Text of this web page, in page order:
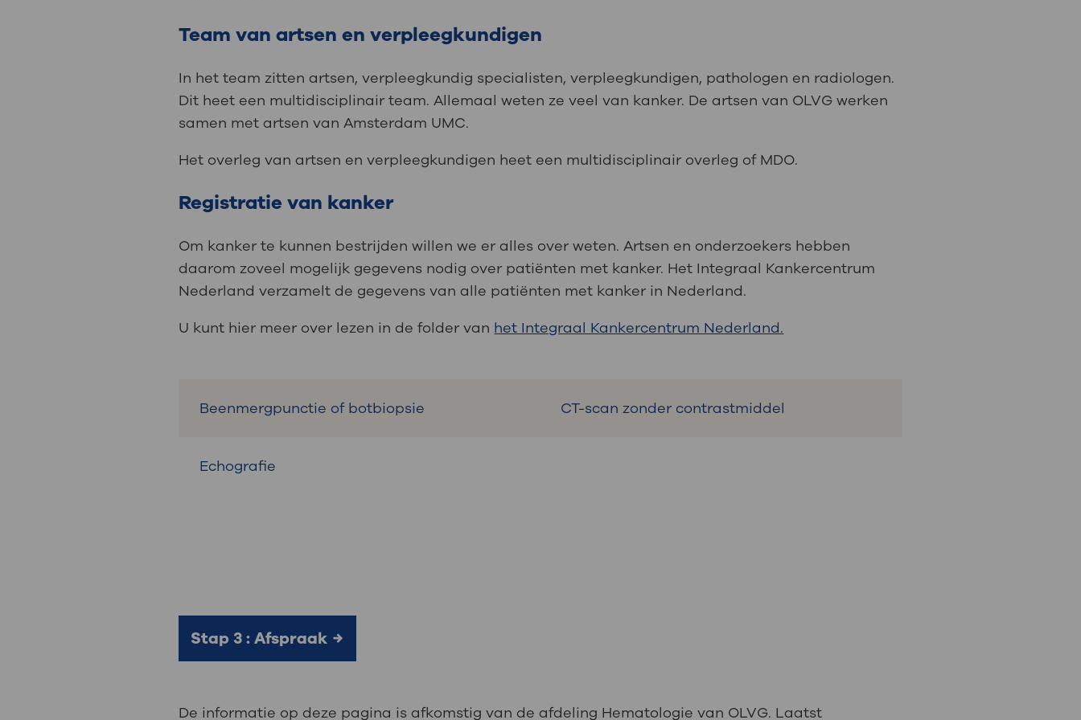
Team van artsen en verpleegkundigen
In het team zitten artsen, verpleegkundig specialisten, verpleegkundigen, pathologen en radiologen.
Dit heet een multidisciplinair team. Allemaal weten ze veel van kanker. De artsen van OLVG werken
samen met artsen van Amsterdam UMC.
Het overleg van artsen en verpleegkundigen heet een multidisciplinair overleg of MDO.
Registratie van kanker
Om kanker te kunnen bestrijden willen we er alles over weten. Artsen en onderzoekers hebben
daarom zoveel mogelijk gegevens nodig over patiënten met kanker. Het Integraal Kankercentrum
Nederland verzamelt de gegevens van alle patiënten met kanker in Nederland.
U kunt hier meer over lezen in de folder van het Integraal Kankercentrum Nederland.
Beenmergpunctie of botbiopsie CT-scan zonder contrastmiddel
Echografie
Stap 3 : Afspraak
De informatie op deze pagina is afkomstig van de afdeling Hematologie van OLVG. Laatst